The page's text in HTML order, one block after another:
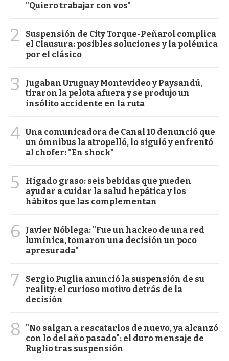
"Quiero trabajar con vos"
2
Suspensión de City Torque-Peñarol complica
el Clausura: posibles soluciones y la polémica
por el clásico
3
Jugaban Uruguay Montevideo y Paysandú,
tiraron la pelota afuera y se produjo un
insólito accidente en la ruta
4 Una comunicadora de Canal 10 denunció que
un ómnibus la atropelló, lo siguió y enfrentó
al chofer: "En shock"
5
Hígado graso: seis bebidas que pueden
ayudar a cuidar la salud hepática y los
hábitos que las complementan
6
Javier Nóblega: "Fue un hackeo de una red
lumínica, tomaron una decisión un poco
apresurada"
7
Sergio Puglia anunció la suspensión de su
reality: el curioso motivo detrás de la
decisión
8
"No salgan a rescatarlos de nuevo, ya alcanzó
con lo del año pasado": el duro mensaje de
Ruglio tras suspensión